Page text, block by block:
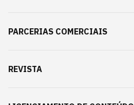
PARCERIAS COMERCIAIS
REVISTA